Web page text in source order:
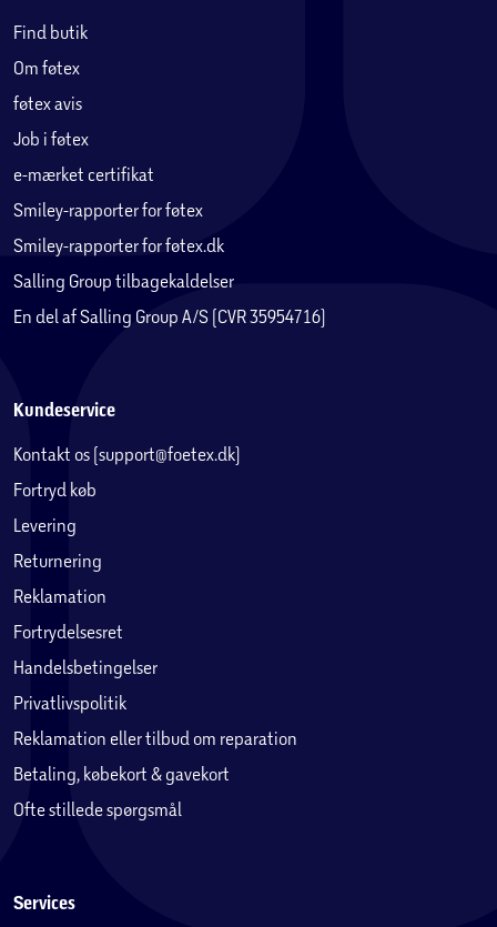
Find butik
Om føtex
føtex avis
Job i føtex
e-mærket certifikat
Smiley-rapporter for føtex
Smiley-rapporter for føtex.dk
Salling Group tilbagekaldelser
En del af Salling Group A/S (CVR 35954716)
Kundeservice
Kontakt os (support@foetex.dk)
Fortryd køb
Levering
Returnering
Reklamation
Fortrydelsesret
Handelsbetingelser
Privatlivspolitik
Reklamation eller tilbud om reparation
Betaling, købekort & gavekort
Ofte stillede spørgsmål
Services